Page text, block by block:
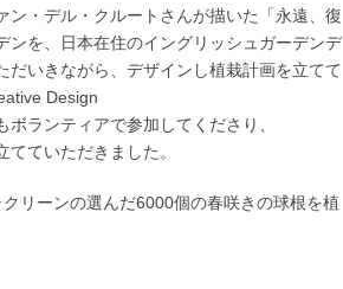
・デル・クルートさんが描いた「永遠、復
を、日本在住のイングリッシュガーデンデ
いきながら、デザインし植栽計画を立てて
Design
ランティアで参加してくださり、
ていただきました。
リーンの選んだ6000個の春咲きの球根を植